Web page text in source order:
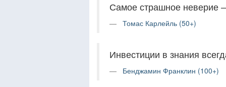
Самое страшное неверие
Томас Карлейль (50+)
Инвестиции в знания
Бенджамин Франклин (100+)